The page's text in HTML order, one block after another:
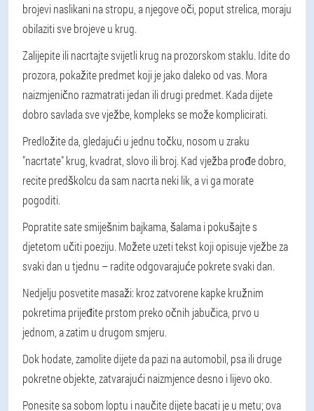
brojevi naslikani na stropu, a njegove oči, poput strelica, moraju
obilaziti sve brojeve u krug.
Zalijepite ili nacrtajte svijetli krug na prozorskom staklu. Idite do
prozora, pokažite predmet koji je jako daleko od vas. Mora
naizmjenično razmatrati jedan ili drugi predmet. Kada dijete
dobro savlada sve vježbe, kompleks se može komplicirati.
Predložite da, gledajući u jednu točku, nosom u zraku
"nacrtate" krug, kvadrat, slovo ili broj. Kad vježba prođe dobro,
recite predškolcu da sam nacrta neki lik, a vi ga morate
pogoditi.
Popratite sate smiješnim bajkama, šalama i pokušajte s
djetetom učiti poeziju. Možete uzeti tekst koji opisuje vježbe za
svaki dan u tjednu – radite odgovarajuće pokrete svaki dan.
Nedjelju posvetite masaži: kroz zatvorene kapke kružnim
pokretima prijeđite prstom preko očnih jabučica, prvo u
jednom, a zatim u drugom smjeru.
Dok hodate, zamolite dijete da pazi na automobil, psa ili druge
pokretne objekte, zatvarajući naizmjence desno i lijevo oko.
Ponesite sa sobom loptu i naučite dijete bacati je u metu; ova